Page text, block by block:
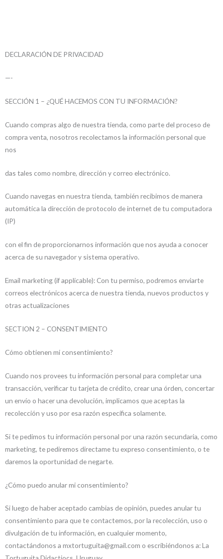
DECLARACIÓN DE PRIVACIDAD
—-
SECCIÓN 1 – ¿QUÉ HACEMOS CON TU INFORMACIÓN?
Cuando compras algo de nuestra tienda, como parte del proceso de
compra venta, nosotros recolectamos la información personal que
nos
das tales como nombre, dirección y correo electrónico.
Cuando navegas en nuestra tienda, también recibimos de manera
automática la dirección de protocolo de internet de tu computadora
(IP)
con el fin de proporcionarnos información que nos ayuda a conocer
acerca de su navegador y sistema operativo.
Email marketing (if applicable): Con tu permiso, podremos enviarte
correos electrónicos acerca de nuestra tienda, nuevos productos y
otras actualizaciones
SECTION 2 – CONSENTIMIENTO
Cómo obtienen mi consentimiento?
Cuando nos provees tu información personal para completar una
transacción, verificar tu tarjeta de crédito, crear una órden, concertar
un envío o hacer una devolución, implicamos que aceptas la
recolección y uso por esa razón específica solamente.
Si te pedimos tu información personal por una razón secundaria, como
marketing, te pediremos directame tu expreso consentimiento, o te
daremos la oportunidad de negarte.
¿Cómo puedo anular mi consentimiento?
Si luego de haber aceptado cambias de opinión, puedes anular tu
consentimiento para que te contactemos, por la recolección, uso o
divulgación de tu información, en cualquier momento,
contactándonos a mxtortuguita@gmail.com o escribiéndonos a: La